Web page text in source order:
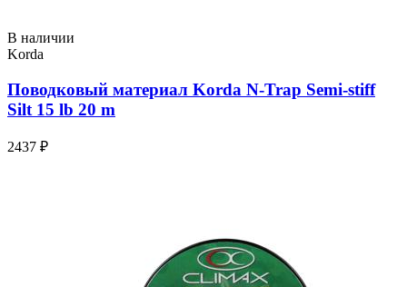
В наличии
Korda
Поводковый материал Korda N-Trap Semi-stiff
Silt 15 lb 20 m
2437 ₽